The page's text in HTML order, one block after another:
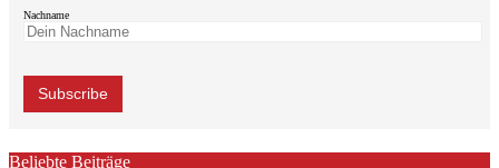
Nachname
Beliebte Beiträge